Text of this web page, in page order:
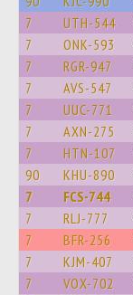
7 UTH-544
7 ONK-593
7 RGR-947
7 AVS-547
7 UUC-771
7 AXN-275
7 HTN-107
90 KHU-890
7 FCS-744
7 RLJ-777
7 BFR-256
7 KJM-407
7 VOX-702